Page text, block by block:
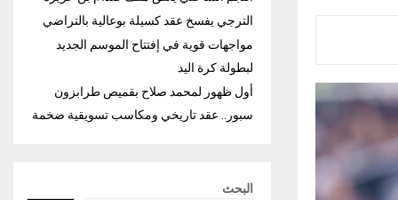
الترجي يفسخ عقد كسيلة بوعالية بالتراضي
مواجهات قوية في إفتتاح الموسم الجديد
لبطولة كرة اليد
أول ظهور لمحمد صلاح بقميص طرابزون
سبور.. عقد تاريخي ومكاسب تسويقية ضخمة
البحث